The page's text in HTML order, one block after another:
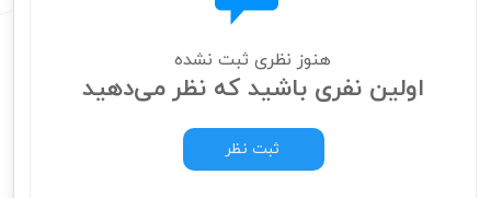
هنوز نظری ثبت نشده
اولین نفری باشید که نظر می‌دهید
ثبت نظر